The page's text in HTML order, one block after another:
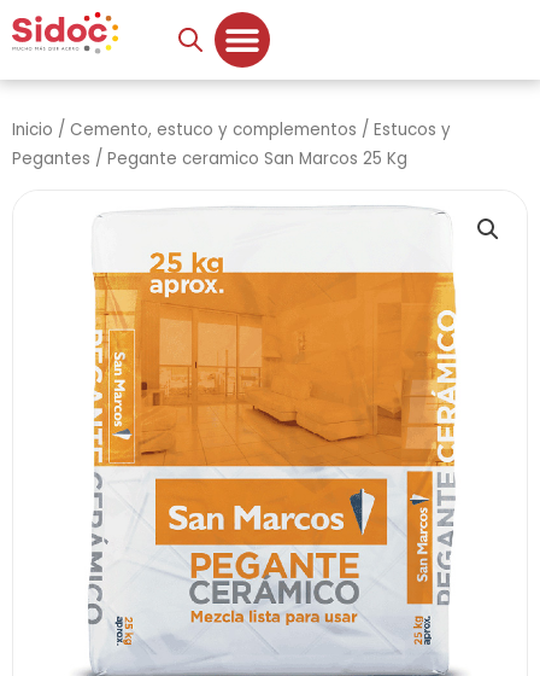
al
contenido
Inicio / Cemento, estuco y complementos / Estucos y
Pegantes / Pegante ceramico San Marcos 25 Kg